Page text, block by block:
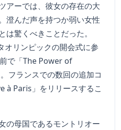
アーでは、彼女の存在の大
澄んだ声を持つか弱い女性
は驚くべきことだった。
オリンピックの開会式に参
で「The Power of
フランスでの数回の追加コ
à Paris」をリリースするこ
の母国であるモントリオー